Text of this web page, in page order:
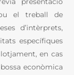
el treball de
d’intèrprets,
específiques
en cas
econòmica